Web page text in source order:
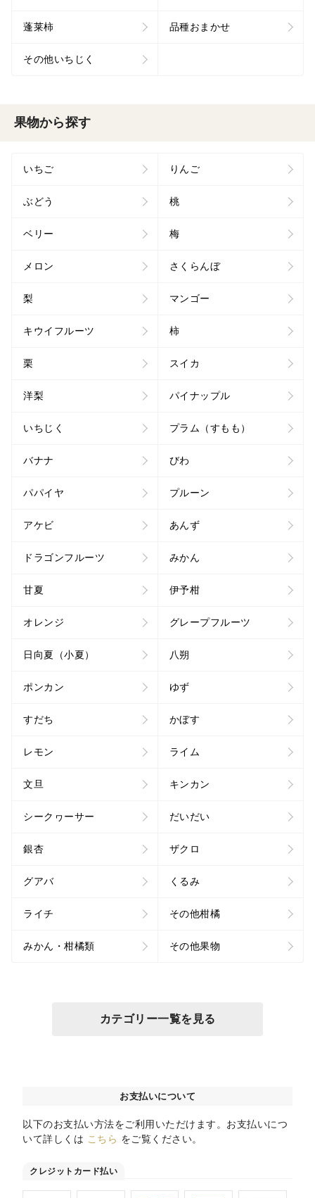
蓬莱柿 品種おまかせ
その他いちじく
果物から探す
いちご りんご
ぶどう 桃
ベリー 梅
メロン さくらんぼ
梨 マンゴー
キウイフルーツ 柿
栗 スイカ
洋梨 パイナップル
いちじく プラム（すもも）
バナナ びわ
パパイヤ プルーン
アケビ あんず
ドラゴンフルーツ みかん
甘夏 伊予柑
オレンジ グレープフルーツ
日向夏（小夏） 八朔
ポンカン ゆず
すだち かぼす
レモン ライム
文旦 キンカン
シークヮーサー だいだい
銀杏 ザクロ
グアバ くるみ
ライチ その他柑橘
みかん・柑橘類 その他果物
カテゴリー一覧を見る
お支払いについて
以下のお支払い方法をご利用いただけます。お支払いにつ
いて詳しくは こちら をご覧ください。
クレジットカード払い